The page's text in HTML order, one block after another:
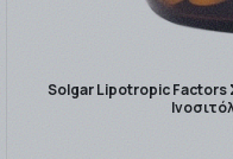
Solgar Lipotropic Factors